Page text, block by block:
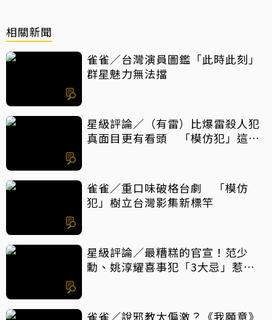
相關新聞
雀雀／台灣演員圖鑑「此時此刻」
群星魅力無法擋
星級評論／（有雷）比爆雷殺人犯
真面目更有看頭 「模仿犯」這件
雀雀／重口味破格台劇 「模仿
犯」樹立台灣影集新標竿
星級評論／最糟糕的官宣！范少
勳、姚淳耀喜事犯「3大忌」惹眾
雀雀／說邪教太偏激？《我願意》